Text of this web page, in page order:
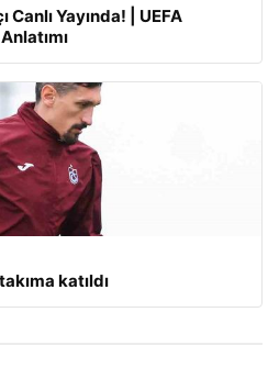
Canlı Yayında! | UEFA
katıldı